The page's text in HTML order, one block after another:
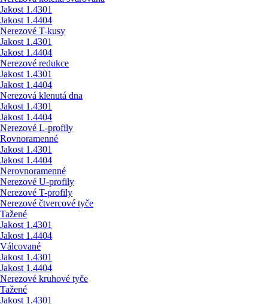
Jakost 1.4301
Jakost 1.4404
Nerezové T-kusy
Jakost 1.4301
Jakost 1.4404
Nerezové redukce
Jakost 1.4301
Jakost 1.4404
Nerezová klenutá dna
Jakost 1.4301
Jakost 1.4404
Nerezové L-profily
Rovnoramenné
Jakost 1.4301
Jakost 1.4404
Nerovnoramenné
Nerezové U-profily
Nerezové T-profily
Nerezové čtvercové tyče
Tažené
Jakost 1.4301
Jakost 1.4404
Válcované
Jakost 1.4301
Jakost 1.4404
Nerezové kruhové tyče
Tažené
Jakost 1.4301